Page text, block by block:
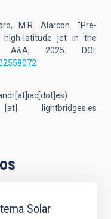
M.R. Alarcon. “Pre-
high-latitude jet in the
A&A, 2025. DOI:
lightbridges.es
Solar